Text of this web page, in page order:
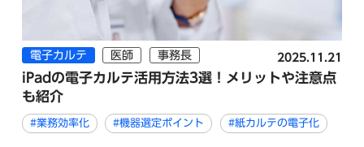
電子カルテ 医師 事務長 2025.11.21
iPadの電子カルテ活用方法3選！メリットや注意点
も紹介
#業務効率化 #機器選定ポイント #紙カルテの電子化